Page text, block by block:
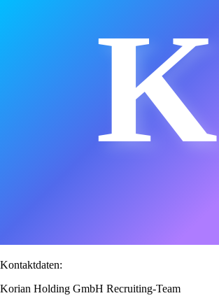
K
Kontaktdaten:
Korian Holding GmbH Recruiting-Team